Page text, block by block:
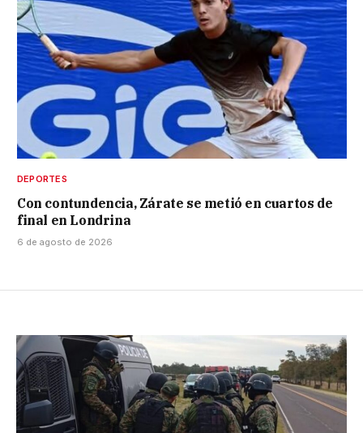
DEPORTES
Con contundencia, Zárate se metió en cuartos de
final en Londrina
6 de agosto de 2026